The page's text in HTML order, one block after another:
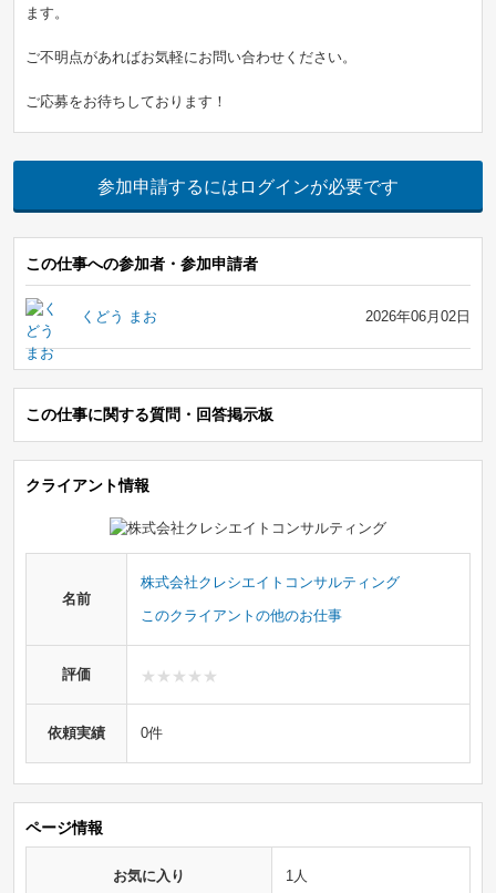
ます。
ご不明点があればお気軽にお問い合わせください。
ご応募をお待ちしております！
参加申請するにはログインが必要です
この仕事への参加者・参加申請者
くどう まお 2026年06月02日
この仕事に関する質問・回答掲示板
クライアント情報
名前
株式会社クレシエイトコンサルティング
このクライアントの他のお仕事
評価
依頼実績 0件
ページ情報
お気に入り 1人